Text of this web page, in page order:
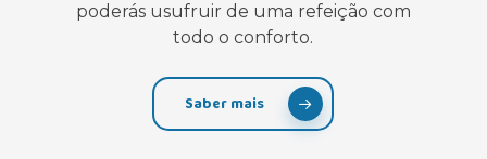
poderás usufruir de uma refeição com
todo o conforto.
Saber mais